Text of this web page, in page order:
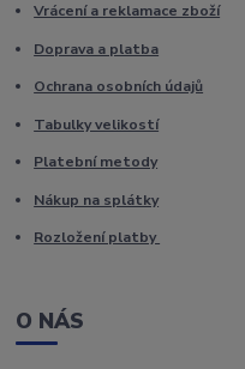
Vrácení a reklamace zboží
Doprava a platba
Ochrana osobních údajů
Tabulky velikostí
Platební metody
Nákup na splátky
Rozložení platby
O NÁS